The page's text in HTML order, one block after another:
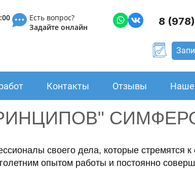
Есть вопрос?
Задайте онлайн
8
Контакты Отзывы Наше
своего дела, которые стремятся к
опытом работы и постоянно